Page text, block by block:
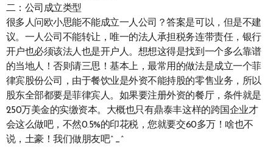
二：公司成立类型
很多人问欧小思能不能成立一人公司？答案是可以，但是不建
议。一人公司不能转让，唯一的法人承担税务连带责任，银行
开户也必须该法人也是开户人。想想这得是找到一个多么靠谱
的当地人！否则请三思！基本上，最常用的做法是成立一个菲
律宾股份公司，由于餐饮业是外资不能持股的零售业务，所以
股东全部都要是菲律宾人。如果要注册外资的餐厅，条件就是
250万美金的实缴资本。大概也只有鼎泰丰这样的跨国企业才
会这么做吧，不然0.5%的印花税，您就要交60多万！啥也不
说，土豪！我们做朋友吧^_^